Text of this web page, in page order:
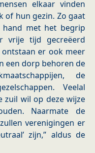
elkaar vinden
of hun gezin. Zo gaat
hand met het begrip
vrije tijd gecreëerd
er ook meer
een dorp behoren de
de
Veelal
zuil wil op deze wijze
Naarmate de
verenigingen er
zijn,” aldus de